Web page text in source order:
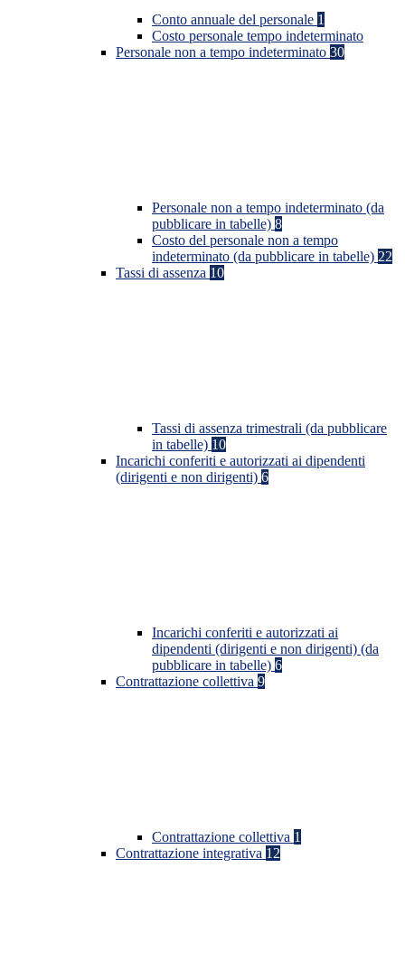
Conto annuale del personale 1
Costo personale tempo indeterminato
Personale non a tempo indeterminato 30
Personale non a tempo indeterminato (da
pubblicare in tabelle) 8
Costo del personale non a tempo
indeterminato (da pubblicare in tabelle) 22
Tassi di assenza 10
Tassi di assenza trimestrali (da pubblicare
in tabelle) 10
Incarichi conferiti e autorizzati ai dipendenti
(dirigenti e non dirigenti) 6
Incarichi conferiti e autorizzati ai
dipendenti (dirigenti e non dirigenti) (da
pubblicare in tabelle) 6
Contrattazione collettiva 9
Contrattazione collettiva 1
Contrattazione integrativa 12